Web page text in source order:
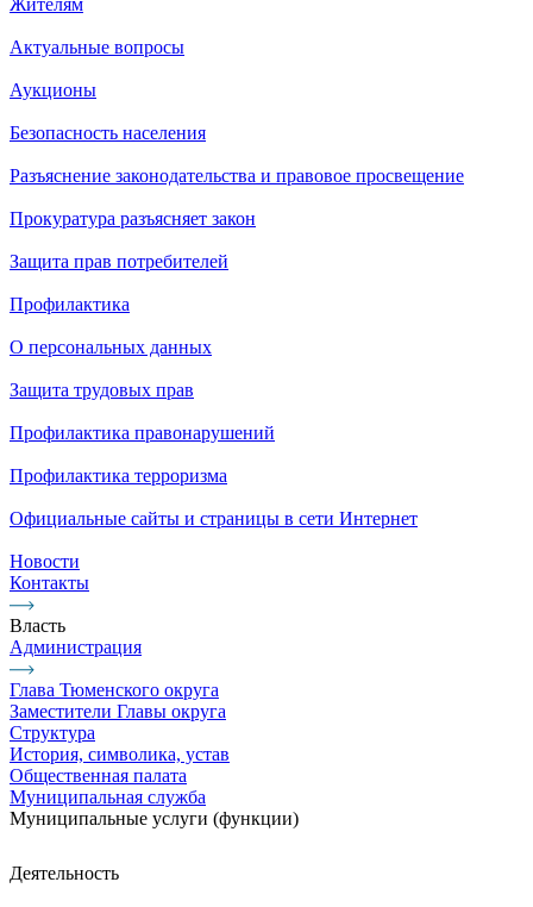
Жителям
Актуальные вопросы
Аукционы
Безопасность населения
Разъяснение законодательства и правовое просвещение
Прокуратура разъясняет закон
Защита прав потребителей
Профилактика
О персональных данных
Защита трудовых прав
Профилактика правонарушений
Профилактика терроризма
Официальные сайты и страницы в сети Интернет
Новости
Контакты
Власть
Администрация
Глава Тюменского округа
Заместители Главы округа
Структура
История, символика, устав
Общественная палата
Муниципальная служба
Муниципальные услуги (функции)
Деятельность